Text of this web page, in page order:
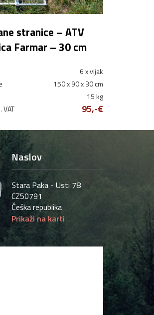
stranice – ATV
Farmar – 30 cm
6 x vijak
150 x 90 x 30 cm
15 kg
VAT
95,-€
Naslov
Stara Paka - Usti 78
CZ50791
Češka republika
Prikaži na karti